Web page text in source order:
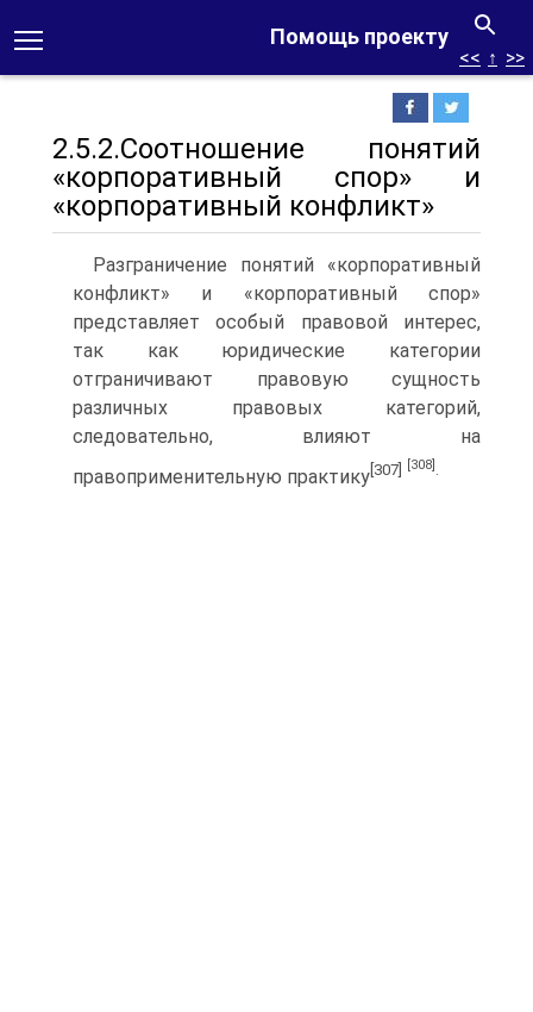
Помощь проекту
<< ↑ >>
2.5.2.Соотношение понятий
«корпоративный спор» и
«корпоративный конфликт»
Разграничение понятий «корпоративный
конфликт» и «корпоративный спор»
представляет особый правовой интерес,
так как юридические категории
отграничивают правовую сущность
различных правовых категорий,
следовательно, влияют на
правоприменительную практику [307] [308] .